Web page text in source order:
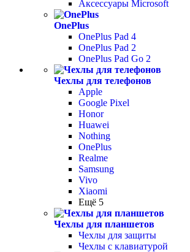
Аксессуары Microsoft
OnePlus
OnePlus Pad 4
OnePlus Pad 2
OnePlus Pad Go 2
Чехлы для телефонов
Apple
Google Pixel
Honor
Huawei
Nothing
OnePlus
Realme
Samsung
Vivo
Xiaomi
Ещё 5
Чехлы для планшетов
Чехлы для защиты
Чехлы с клавиатурой